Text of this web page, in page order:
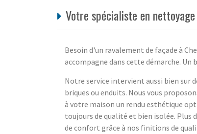
Votre spécialiste en
Besoin d'un ravalement de façade à
accompagne dans cette démarche. Un
Notre service intervient aussi bien sur
briques ou enduits. Nous vous
à votre maison un rendu esthétique
toujours de qualité et bien isolée.
de confort grâce à nos finitions de